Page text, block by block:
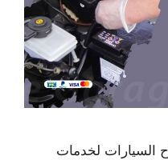
السيارات لخدمات